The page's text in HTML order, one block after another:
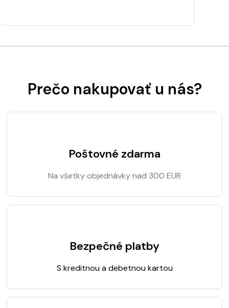
Prečo nakupovať u nás?
Poštovné zdarma
Na všetky objednávky nad 300 EUR
Bezpečné platby
S kreditnou a debetnou kartou